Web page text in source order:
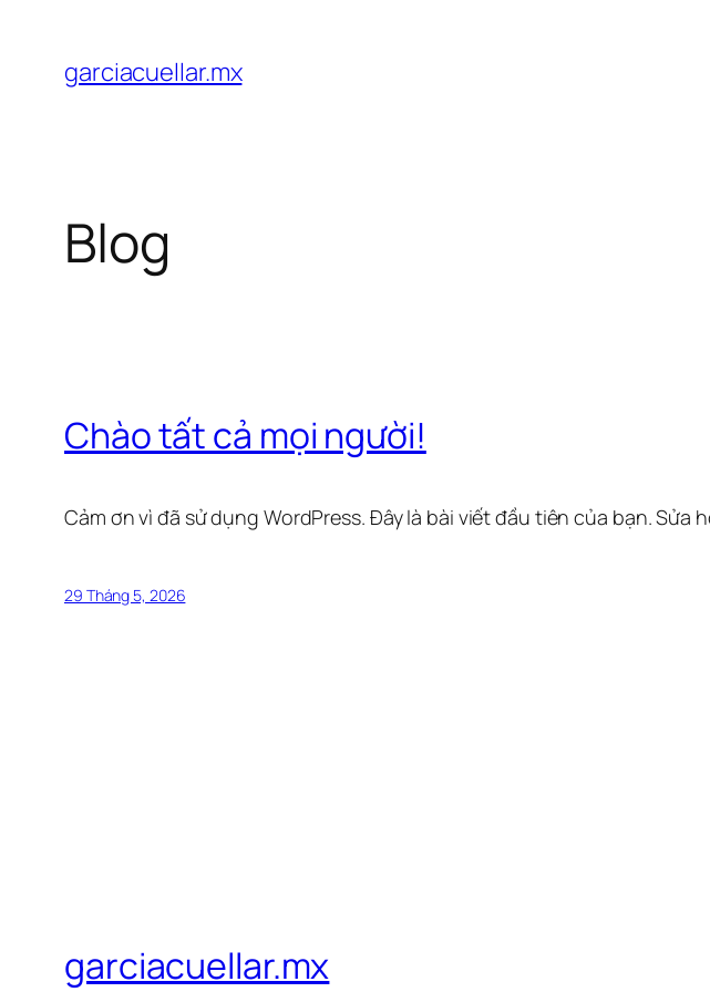
garciacuellar.mx
Blog
Chào tất cả mọi người!
Cảm ơn vì đã sử dụng WordPress. Đây là bài viết đầu tiên của bạn. Sửa
29 Tháng 5, 2026
garciacuellar.mx